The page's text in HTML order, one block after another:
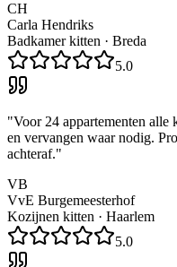
CH
Carla Hendriks
Badkamer kitten · Breda
5.0
"Voor 24 appartementen alle
en vervangen waar nodig.
achteraf."
VB
VvE Burgemeesterhof
Kozijnen kitten · Haarlem
5.0